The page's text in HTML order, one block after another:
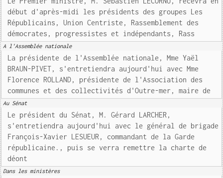
début d'après-midi les présidents des groupes Les
Républicains, Union Centriste, Rassemblement des
démocrates, progressistes et indépendants, Rass
A l'Assemblée nationale
La présidente de l'Assemblée nationale, Mme Yaël
BRAUN-PIVET, s'entretiendra aujourd'hui avec Mme
Florence ROLLAND, présidente de l'Association des
communes et des collectivités d'Outre-mer, maire de
Au Sénat
Le président du Sénat, M. Gérard LARCHER,
s'entretiendra aujourd'hui avec le général de brigade
François-Xavier LESUEUR, commandant de la Garde
républicaine., puis se verra remettre la charte de
déont
Dans les ministères